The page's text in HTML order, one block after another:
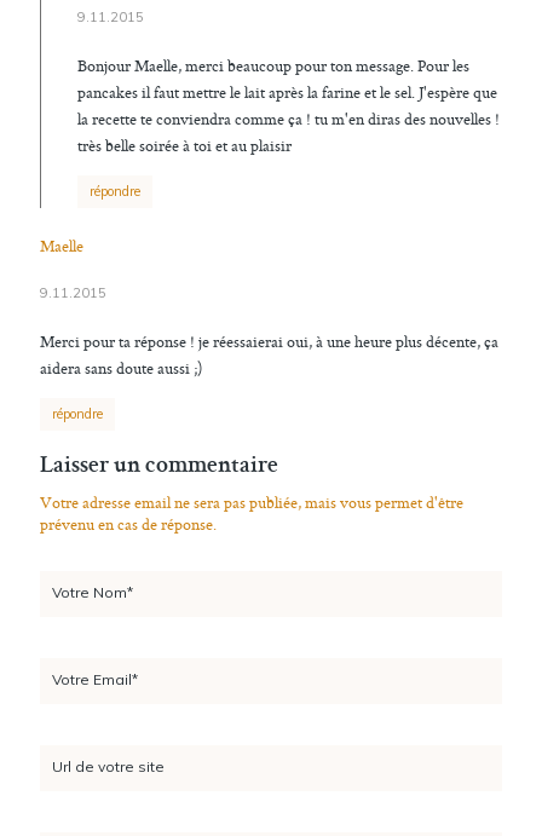
9.11.2015
Bonjour Maelle, merci beaucoup pour ton message. Pour les
pancakes il faut mettre le lait après la farine et le sel. J'espère que
la recette te conviendra comme ça ! tu m'en diras des nouvelles !
très belle soirée à toi et au plaisir
répondre
Maelle
9.11.2015
Merci pour ta réponse ! je réessaierai oui, à une heure plus décente, ça
aidera sans doute aussi ;)
répondre
Laisser un commentaire
Votre adresse email ne sera pas publiée, mais vous permet d'être
prévenu en cas de réponse.
Votre Nom*
Votre Email*
Url de votre site